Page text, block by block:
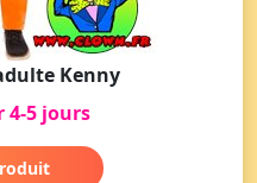
Kenny
4-5 jours